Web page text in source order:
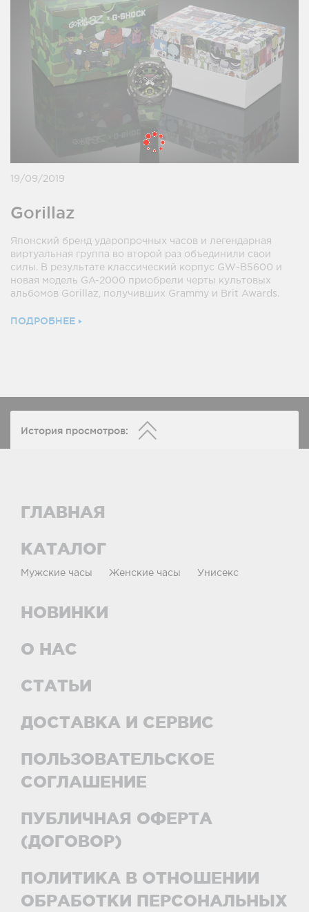
19/09/2019
Gorillaz
Японский бренд ударопрочных часов и легендарная
виртуальная группа во второй раз объединили свои
силы. В результате классический корпус GW-B5600 и
новая модель GA-2000 приобрели черты культовых
альбомов Gorillaz, получивших Grammy и Brit Awards.
ПОДРОБНЕЕ
История просмотров:
ГЛАВНАЯ
КАТАЛОГ
Мужские часы Женские часы Унисекс
НОВИНКИ
О НАС
СТАТЬИ
ДОСТАВКА И СЕРВИС
ПОЛЬЗОВАТЕЛЬСКОЕ
СОГЛАШЕНИЕ
ПУБЛИЧНАЯ ОФЕРТА
(ДОГОВОР)
ПОЛИТИКА В ОТНОШЕНИИ
ОБРАБОТКИ ПЕРСОНАЛЬНЫХ